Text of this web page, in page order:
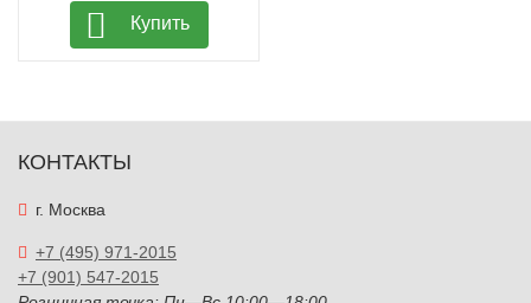
Купить
КОНТАКТЫ
г. Москва
+7 (495) 971-2015
+7 (901) 547-2015